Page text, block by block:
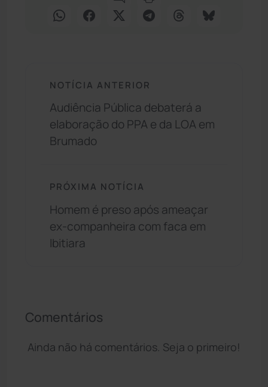
NOTÍCIA ANTERIOR
Audiência Pública debaterá a
elaboração do PPA e da LOA em
Brumado
PRÓXIMA NOTÍCIA
Homem é preso após ameaçar
ex-companheira com faca em
Ibitiara
Comentários
Ainda não há comentários. Seja o primeiro!